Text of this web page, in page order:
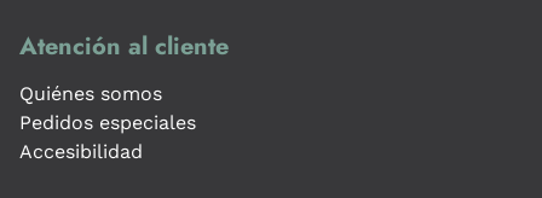
Atención al cliente
Quiénes somos
Pedidos especiales
Accesibilidad